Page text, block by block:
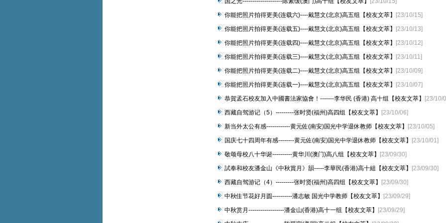
你能把照片拍得更美(连载六)----戴慧文(北京)高五组【校友文萃】
[23/10/15]
你能把照片拍得更美(连载五)----戴慧文(北京)高五组【校友文萃】
[23/10/13]
你能把照片拍得更美(连载四)----戴慧文(北京)高五组【校友文萃】
[23/10/12]
你能把照片拍得更美(连载三)----戴慧文(北京)高五组【校友文萃】
[23/10/11]
你能把照片拍得更美(连载二)----戴慧文(北京)高五组【校友文萃】
[23/10/09]
你能把照片拍得更美(连载一)----戴慧文(北京)高五组【校友文萃】
[23/10/07]
恭賀孟石校友加入中國書法家協會！-------李华民 (香港) 高十组【校友文萃】
[23/10/
西藏自驾游记（5）---------张时贤(福州)高四组【校友文萃】
[23/10/06]
新当外太公有感------------黄元佐(南安)国光中学退休教师【校友文萃】
[23/10/05]
国庆七十四周年有感--------黄元佐(南安)国光中学退休教师【校友文萃】
[23/10/01]
敬颂母校八十华诞----------黄华川(澳门)高八组【校友文萃】
[23/09/30]
試奉和校友潘金山《中秋賞月》韻-----李華民(香港)高十組【校友文萃】
[23/09/30]
西藏自驾游记（4）---------张时贤(福州)高四组【校友文萃】
[23/09/30]
中秋佳节花好月圆----------潘志敏 国光中学教师【校友文萃】
[23/09/29]
中秋赏月------------------潘金山(香港)高十一组【校友文萃】
[23/09/29]